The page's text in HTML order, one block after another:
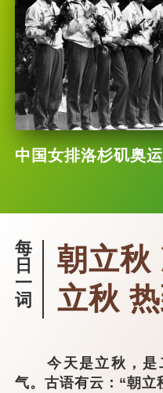
中国女排洛杉矶奥
每
日
一
词
朝立秋
立秋
今天是立秋，是
气。古语有云：“朝立